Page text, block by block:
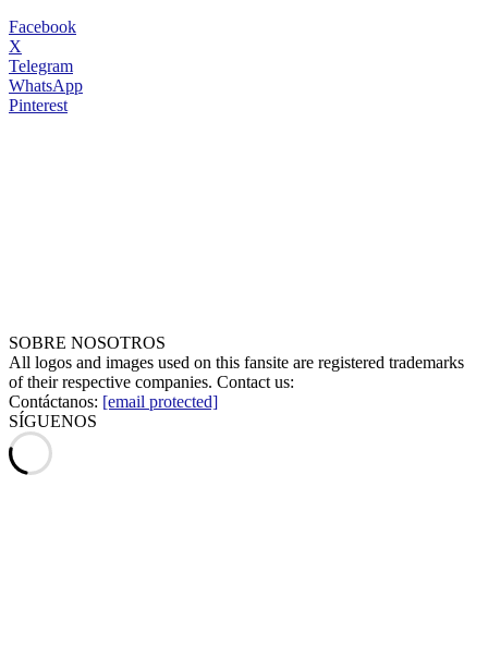
Facebook
X
Telegram
WhatsApp
Pinterest
SOBRE NOSOTROS
All logos and images used on this fansite are registered trademarks
of their respective companies. Contact us:
Contáctanos: [email protected]
SÍGUENOS